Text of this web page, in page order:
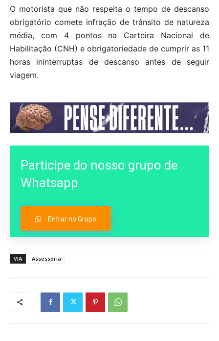
O motorista que não respeita o tempo de descanso
obrigatório comete infração de trânsito de natureza
média, com 4 pontos na Carteira Nacional de
Habilitação (CNH) e obrigatoriedade de cumprir as 11
horas ininterruptas de descanso antes de seguir
viagem.
Participe do nosso grupo de
Whatsapp
Entrar no Grupo
VIA Assessoria